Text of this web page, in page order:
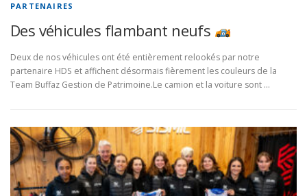
PARTENAIRES
Des véhicules flambant neufs
Deux de nos véhicules ont été entièrement relookés par notre
partenaire HDS et affichent désormais fièrement les couleurs de la
Team Buffaz Gestion de Patrimoine.Le camion et la voiture sont …